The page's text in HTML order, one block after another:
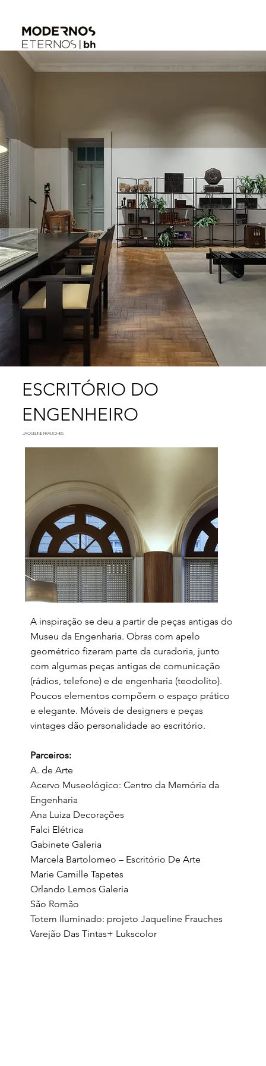
ESCRITÓRIO DO
ENGENHEIRO
JAQUELINE FRAUCHES
A inspiração se deu a partir de peças antigas do
Museu da Engenharia. Obras com apelo
geométrico fizeram parte da curadoria, junto
com algumas peças antigas de comunicação
(rádios, telefone) e de engenharia (teodolito).
Poucos elementos compõem o espaço prático
e elegante. Móveis de designers e peças
vintages dão personalidade ao escritório.
Parceiros:
A. de Arte
Acervo Museológico: Centro da Memória da
Engenharia
Ana Luiza Decorações
Falci Elétrica
Gabinete Galeria
Marcela Bartolomeo – Escritório De Arte
Marie Camille Tapetes
Orlando Lemos Galeria
São Romão
Totem Iluminado: projeto Jaqueline Frauches
Varejão Das Tintas+ Lukscolor